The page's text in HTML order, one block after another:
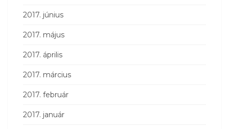
2017. június
2017. május
2017. április
2017. március
2017. február
2017. január